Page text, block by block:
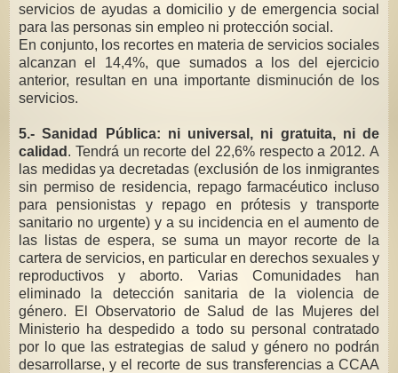
servicios de ayudas a domicilio y de emergencia social
para las personas sin empleo ni protección social.
En conjunto, los recortes en materia de servicios sociales
alcanzan el 14,4%, que sumados a los del ejercicio
anterior, resultan en una importante disminución de los
servicios.
5.- Sanidad Pública: ni universal, ni gratuita, ni de
calidad . Tendrá un recorte del 22,6% respecto a 2012. A
las medidas ya decretadas (exclusión de los inmigrantes
sin permiso de residencia, repago farmacéutico incluso
para pensionistas y repago en prótesis y transporte
sanitario no urgente) y a su incidencia en el aumento de
las listas de espera, se suma un mayor recorte de la
cartera de servicios, en particular en derechos sexuales y
reproductivos y aborto. Varias Comunidades han
eliminado la detección sanitaria de la violencia de
género. El Observatorio de Salud de las Mujeres del
Ministerio ha despedido a todo su personal contratado
por lo que las estrategias de salud y género no podrán
desarrollarse, y el recorte de sus transferencias a CCAA